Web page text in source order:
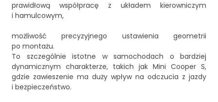
prawidłową współpracę z układem kierowniczym
i hamulcowym,
możliwość precyzyjnego ustawienia geometrii
po montażu.
To szczególnie istotne w samochodach o bardziej
dynamicznym charakterze, takich jak Mini Cooper S,
gdzie zawieszenie ma duży wpływ na odczucia z jazdy
i bezpieczeństwo.